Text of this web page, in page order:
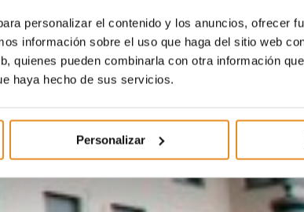
personalizar el contenido y los anuncios, ofrecer
información sobre el uso que haga del sitio web
quienes pueden combinarla con otra información
haya hecho de sus servicios.
Personalizar